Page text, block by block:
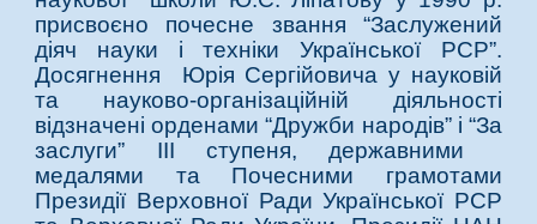
присвоєно почесне звання “Заслужений
діяч науки і техніки Української РСР”.
Досягнення Юрія Сергійовича у науковій
та науково-організаційній діяльності
відзначені орденами “Дружби народів” і “За
заслуги” III ступеня, державними
медалями та Почесними грамотами
Президії Верховної Ради Української РСР